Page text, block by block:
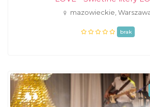
mazowieckie,
brak